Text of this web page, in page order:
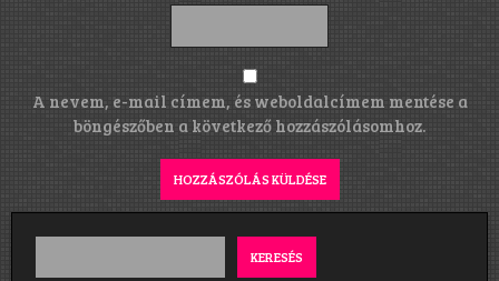
A nevem, e-mail címem, és weboldalcímem mentése a
böngészőben a következő hozzászólásomhoz.
KERESÉS